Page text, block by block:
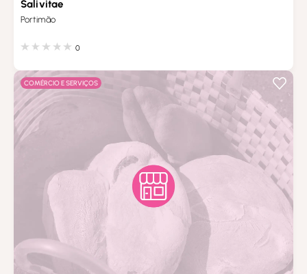
Salivitae
Portimão
0
COMÉRCIO E SERVIÇOS